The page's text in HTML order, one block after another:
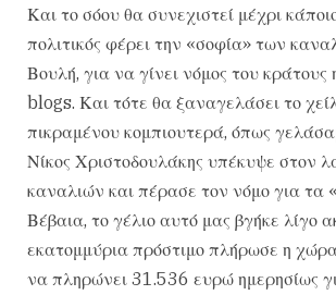
Και το σόου θα συνεχιστεί μέχρι
πολιτικός φέρει την «σοφία» των
Βουλή, για να γίνει νόμος του
blogs. Και τότε θα ξαναγελάσει το
πικραμένου κομπιουτερά, όπως
Νίκος Χριστοδουλάκης υπέκυψε στον
καναλιών και πέρασε τον νόμο για τα
Βέβαια, το γέλιο αυτό μας βγήκε λίγο
εκατομμύρια πρόστιμο πλήρωσε η χώρα
να πληρώνει 31.536 ευρώ ημερησίως